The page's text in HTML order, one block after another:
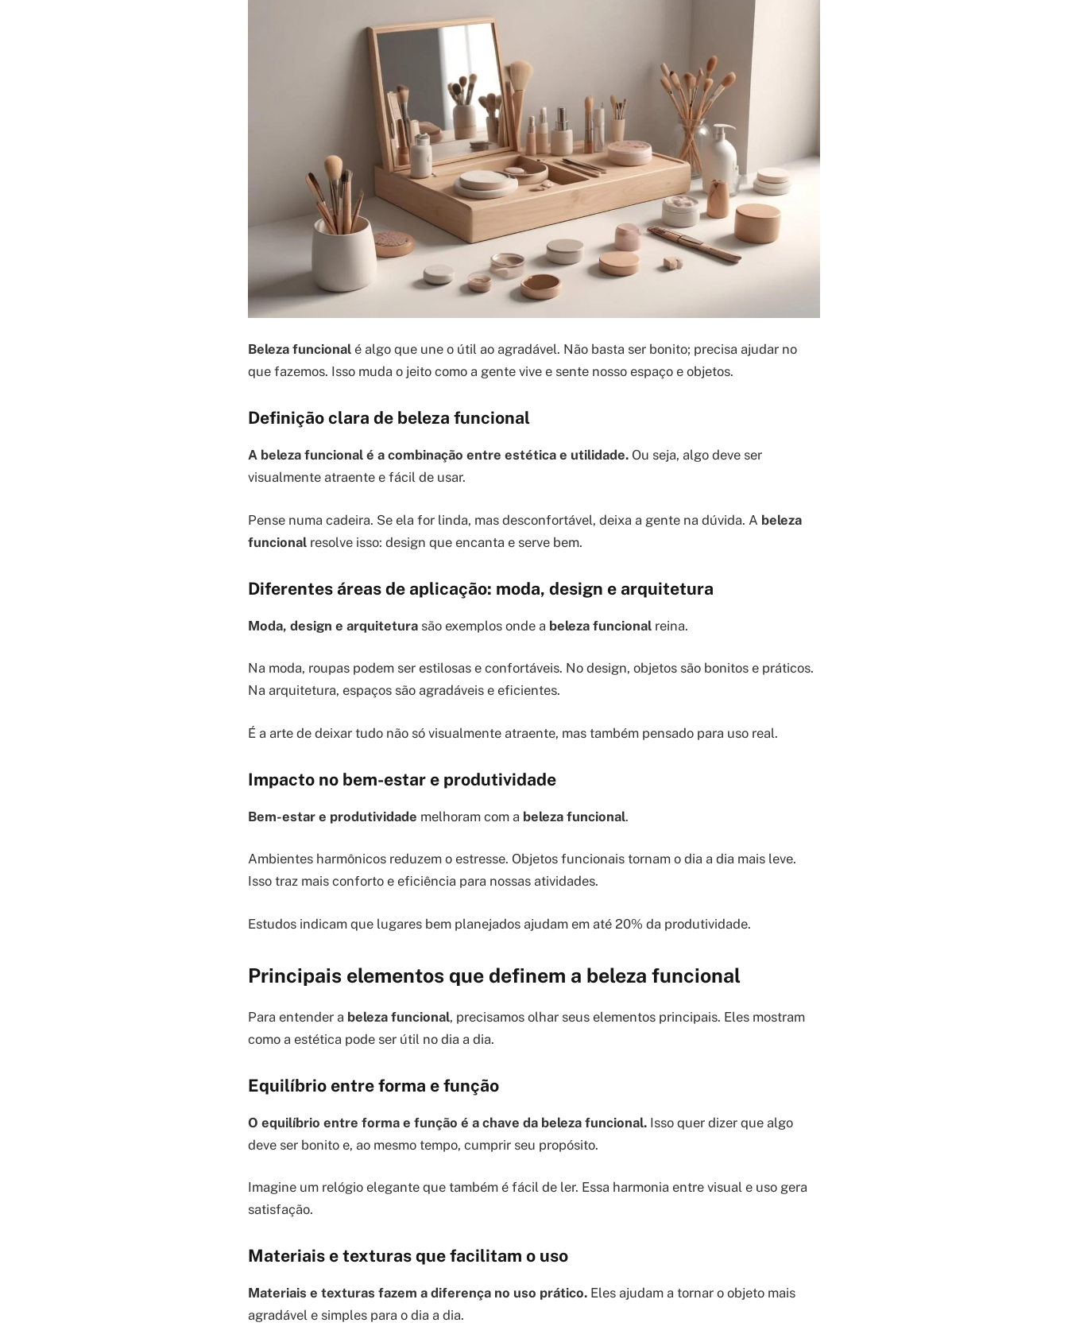
Beleza funcional é algo que une o útil ao agradável. Não basta ser bonito; precisa ajudar no
que fazemos. Isso muda o jeito como a gente vive e sente nosso espaço e objetos.
Definição clara de beleza funcional
A beleza funcional é a combinação entre estética e utilidade. Ou seja, algo deve ser
visualmente atraente e fácil de usar.
Pense numa cadeira. Se ela for linda, mas desconfortável, deixa a gente na dúvida. A beleza
funcional resolve isso: design que encanta e serve bem.
Diferentes áreas de aplicação: moda, design e arquitetura
Moda, design e arquitetura são exemplos onde a beleza funcional reina.
Na moda, roupas podem ser estilosas e confortáveis. No design, objetos são bonitos e práticos.
Na arquitetura, espaços são agradáveis e eficientes.
É a arte de deixar tudo não só visualmente atraente, mas também pensado para uso real.
Impacto no bem-estar e produtividade
Bem-estar e produtividade melhoram com a beleza funcional.
Ambientes harmônicos reduzem o estresse. Objetos funcionais tornam o dia a dia mais leve.
Isso traz mais conforto e eficiência para nossas atividades.
Estudos indicam que lugares bem planejados ajudam em até 20% da produtividade.
Principais elementos que definem a beleza funcional
Para entender a beleza funcional, precisamos olhar seus elementos principais. Eles mostram
como a estética pode ser útil no dia a dia.
Equilíbrio entre forma e função
O equilíbrio entre forma e função é a chave da beleza funcional. Isso quer dizer que algo
deve ser bonito e, ao mesmo tempo, cumprir seu propósito.
Imagine um relógio elegante que também é fácil de ler. Essa harmonia entre visual e uso gera
satisfação.
Materiais e texturas que facilitam o uso
Materiais e texturas fazem a diferença no uso prático. Eles ajudam a tornar o objeto mais
agradável e simples para o dia a dia.